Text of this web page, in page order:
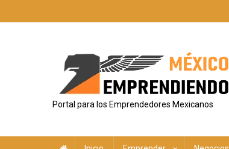
al
Portal para los Emprendedores Mexicanos